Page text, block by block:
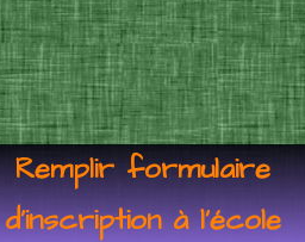
Remplir formulaire
d'inscription à l'école